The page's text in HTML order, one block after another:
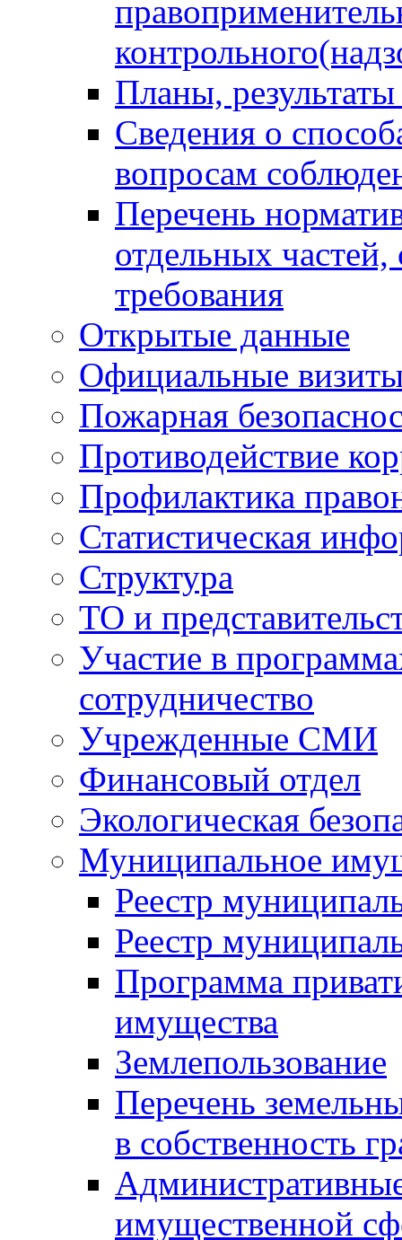
Планы,
Сведения о
вопросам
Перечень
отдельных
требования
Открытые данные
Официальные
Пожарная
Противодействие
Профилактика
Статистическая
Структура
ТО и
Участие в
сотрудничество
Учрежденные СМИ
Финансовый отдел
Экологическая
Муниципальное
Реестр
Реестр
Программа
имущества
Землепользование
Перечень
в собственность
имущественной